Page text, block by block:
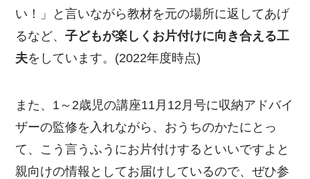
い！」と言いながら教材を元の場所に返してあげ
るなど、子どもが楽しくお片付けに向き合える工
夫をしています。(2022年度時点)
また、1～2歳児の講座11月12月号に収納アドバイ
ザーの監修を入れながら、おうちのかたにとっ
て、こう言うふうにお片付けするといいですよと
親向けの情報としてお届けしているので、ぜひ参